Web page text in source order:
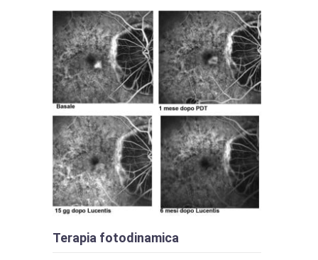
Terapia fotodinamica